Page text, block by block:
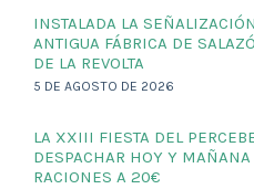
INSTALADA LA
ANTIGUA FÁBRICA DE
DE LA REVOLTA
5 DE AGOSTO DE 2026
LA XXIII FIESTA DEL
DESPACHAR HOY Y
RACIONES A 20€